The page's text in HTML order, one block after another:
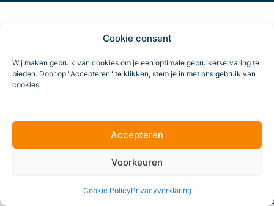
Cookie consent
Wij maken gebruik van cookies om je een optimale gebruikerservaring te
bieden. Door op "Accepteren" te klikken, stem je in met ons gebruik van
cookies.
Accepteren
Voorkeuren
Cookie PolicyPrivacyverklaring
KVK
Online marketing